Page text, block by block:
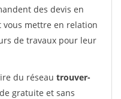
des devis en
vous mettre en relation
de travaux pour leur
du réseau trouver-
gratuite et sans